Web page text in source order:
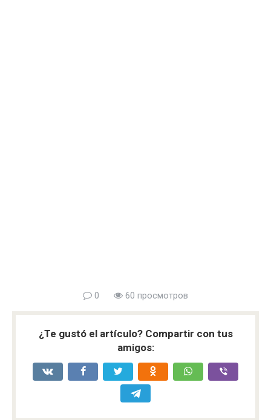
0 60 просмотров
¿Te gustó el artículo? Compartir con tus
amigos: